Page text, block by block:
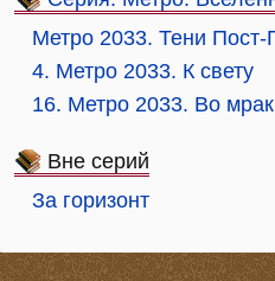
Метро 2033. Тени Пост-
4. Метро 2033. К свету
16. Метро 2033. Во мрак
Вне серий
За горизонт